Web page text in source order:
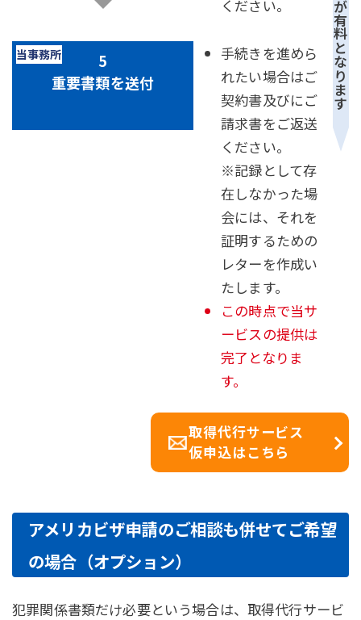
ください。
重要書類を送付
手続きを進めら
れたい場合はご
契約書及びにご
請求書をご返送
ください。
※記録として存
在しなかった場
会には、それを
証明するための
レターを作成い
たします。
この時点で当サ
ービスの提供は
完了となりま
す。
取得代行サービス
仮申込はこちら
アメリカビザ申請のご相談も併せてご希望
の場合（オプション）
犯罪関係書類だけ必要という場合は、取得代行サービ